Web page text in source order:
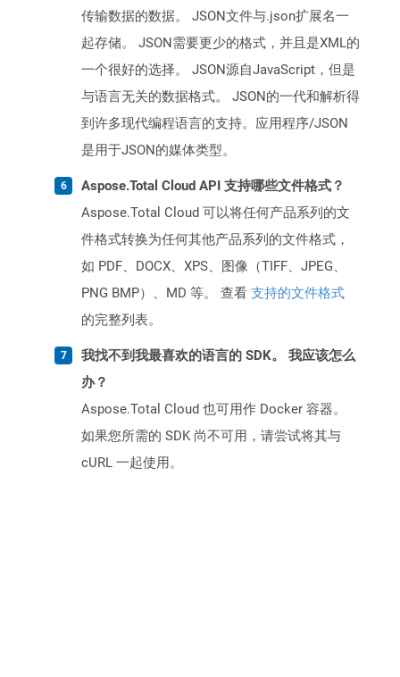
传输数据的数据。 JSON文件与.json扩展名一
起存储。 JSON需要更少的格式，并且是XML的
一个很好的选择。 JSON源自JavaScript，但是
与语言无关的数据格式。 JSON的一代和解析得
到许多现代编程语言的支持。应用程序/JSON
是用于JSON的媒体类型。
Aspose.Total Cloud API 支持哪些文件格式？
Aspose.Total Cloud 可以将任何产品系列的文
件格式转换为任何其他产品系列的文件格式，
如 PDF、DOCX、XPS、图像（TIFF、JPEG、
PNG BMP）、MD 等。 查看 支持的文件格式
的完整列表。
我找不到我最喜欢的语言的 SDK。 我应该怎么
办？
Aspose.Total Cloud 也可用作 Docker 容器。
如果您所需的 SDK 尚不可用，请尝试将其与
cURL 一起使用。